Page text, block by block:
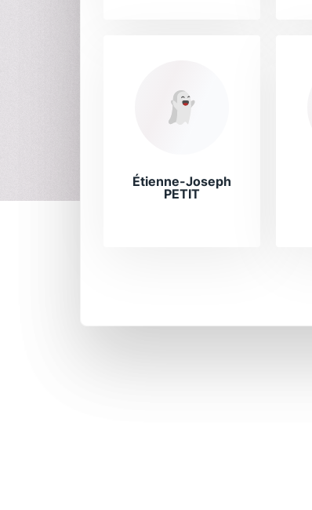
Étienne-Joseph
PETIT